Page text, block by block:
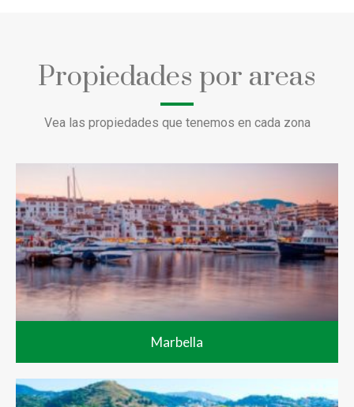
Propiedades por areas
Vea las propiedades que tenemos en cada zona
Marbella